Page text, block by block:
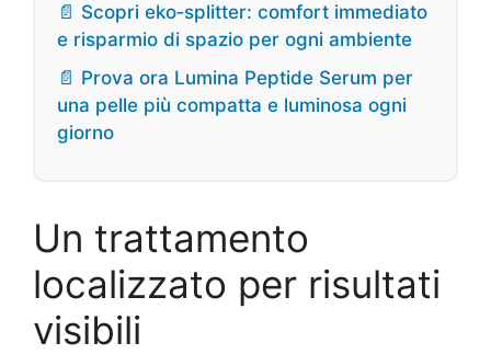
📄 Scopri eko‑splitter: comfort immediato
e risparmio di spazio per ogni ambiente
📄 Prova ora Lumina Peptide Serum per
una pelle più compatta e luminosa ogni
giorno
Un trattamento
localizzato per risultati
visibili